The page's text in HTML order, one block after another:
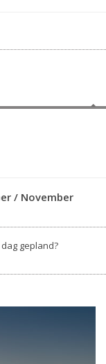
/ November
gepland?